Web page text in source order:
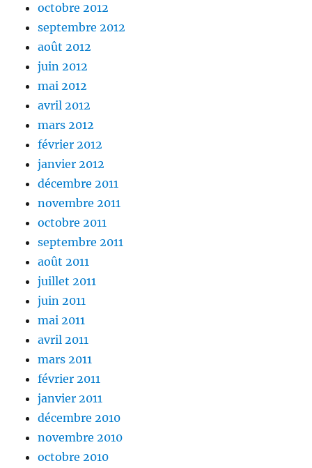
octobre 2012
septembre 2012
août 2012
juin 2012
mai 2012
avril 2012
mars 2012
février 2012
janvier 2012
décembre 2011
novembre 2011
octobre 2011
septembre 2011
août 2011
juillet 2011
juin 2011
mai 2011
avril 2011
mars 2011
février 2011
janvier 2011
décembre 2010
novembre 2010
octobre 2010